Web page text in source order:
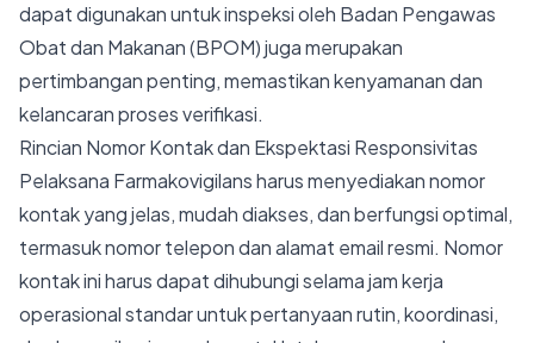
dapat digunakan untuk inspeksi oleh Badan Pengawas
Obat dan Makanan (BPOM) juga merupakan
pertimbangan penting, memastikan kenyamanan dan
kelancaran proses verifikasi.
Rincian Nomor Kontak dan Ekspektasi Responsivitas
Pelaksana Farmakovigilans harus menyediakan nomor
kontak yang jelas, mudah diakses, dan berfungsi optimal,
termasuk nomor telepon dan alamat email resmi. Nomor
kontak ini harus dapat dihubungi selama jam kerja
operasional standar untuk pertanyaan rutin, koordinasi,